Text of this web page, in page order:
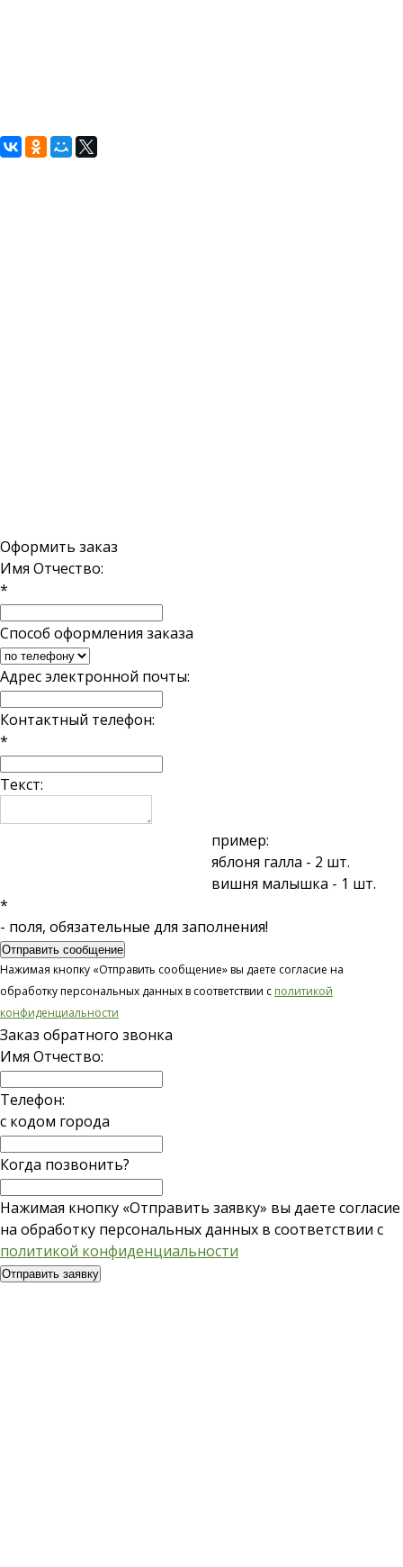
Оформить заказ
Имя Отчество:
*
Способ оформления заказа
Адрес электронной почты:
Контактный телефон:
*
Текст:
пример:
яблоня галла - 2 шт.
вишня малышка - 1 шт.
*
- поля, обязательные для заполнения!
Отправить сообщение
Нажимая кнопку «Отправить сообщение» вы даете согласие на
обработку персональных данных в соответствии с политикой
конфиденциальности
Заказ обратного звонка
Имя Отчество:
Телефон:
с кодом города
Когда позвонить?
Нажимая кнопку «Отправить заявку» вы даете согласие
на обработку персональных данных в соответствии с
политикой конфиденциальности
Отправить заявку